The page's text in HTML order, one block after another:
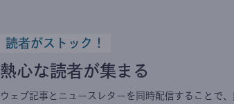
読者がストック！
熱心な読者が集まる
ウェブ記事とニュースレターを同時配信することで